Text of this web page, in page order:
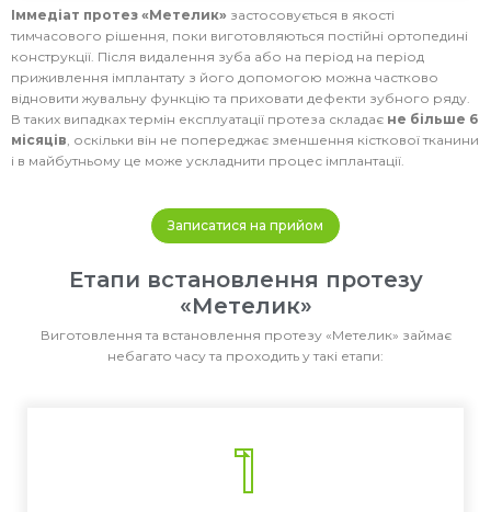
Іммедіат протез «Метелик» застосовується в якості
тимчасового рішення, поки виготовляються постійні ортопедині
конструкції. Після видалення зуба або на період на період
приживлення імплантату з його допомогою можна частково
відновити жувальну функцію та приховати дефекти зубного ряду.
В таких випадках термін експлуатації протеза складає не більше 6
місяців , оскільки він не попереджає зменшення кісткової тканини
і в майбутньому це може ускладнити процес імплантації.
Записатися на прийом
Етапи встановлення протезу
«Метелик»
Виготовлення та встановлення протезу «Метелик» займає
небагато часу та проходить у такі етапи:
1